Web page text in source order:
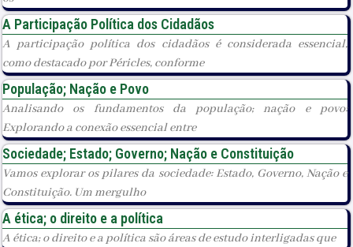
A Participação Política dos Cidadãos
A participação política dos cidadãos é considerada essencial,
como destacado por Péricles, conforme
População; Nação e Povo
Analisando os fundamentos da população; nação e povo:
Explorando a conexão essencial entre
Sociedade; Estado; Governo; Nação e Constituição
Vamos explorar os pilares da sociedade: Estado, Governo, Nação e
Constituição. Um mergulho
A ética; o direito e a política
A ética; o direito e a política são áreas de estudo interligadas que